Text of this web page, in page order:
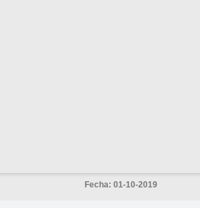
Fecha: 01-10-2019